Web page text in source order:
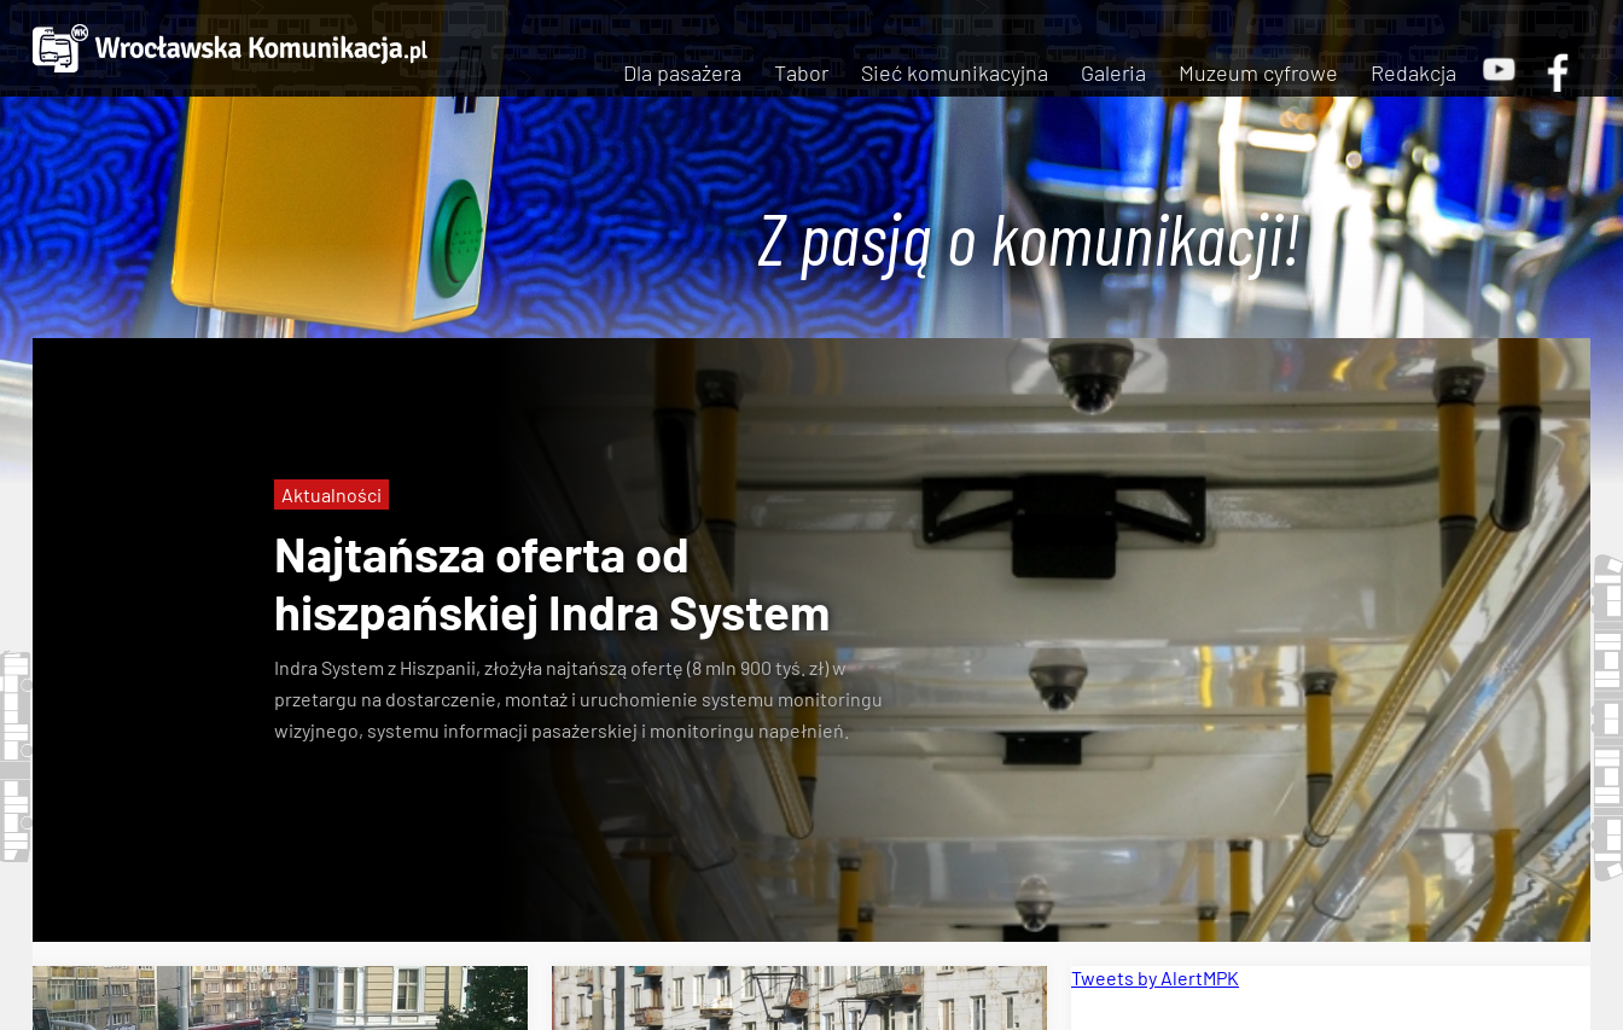
Dla pasażera Tabor Sieć komunikacyjna Galeria Muzeum cyfrowe Redakcja
Z pasją o komunikacji!
Najtańsza oferta od
hiszpańskiej Indra System
Indra System z Hiszpanii, złożyła najtańszą ofertę (8 mln 900 tyś. zł) w
przetargu na dostarczenie, montaż i uruchomienie systemu monitoringu
wizyjnego, systemu informacji pasażerskiej i monitoringu napełnień.
Aktualności
Tweets by AlertMPK